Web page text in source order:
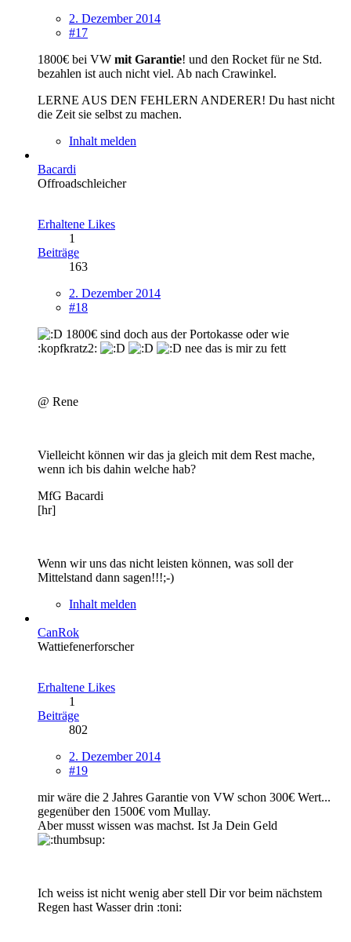
2. Dezember 2014
#17
1800€ bei VW mit Garantie! und den Rocket für ne Std.
bezahlen ist auch nicht viel. Ab nach Crawinkel.
LERNE AUS DEN FEHLERN ANDERER! Du hast nicht
die Zeit sie selbst zu machen.
Inhalt melden
Bacardi
Offroadschleicher
Erhaltene Likes
1
Beiträge
163
2. Dezember 2014
#18
1800€ sind doch aus der Portokasse oder wie
:kopfkratz2:
nee das is mir zu fett
@ Rene
Vielleicht können wir das ja gleich mit dem Rest mache,
wenn ich bis dahin welche hab?
MfG Bacardi
[hr]
Wenn wir uns das nicht leisten können, was soll der
Mittelstand dann sagen!!!;-)
Inhalt melden
CanRok
Wattiefenerforscher
Erhaltene Likes
1
Beiträge
802
2. Dezember 2014
#19
mir wäre die 2 Jahres Garantie von VW schon 300€ Wert...
gegenüber den 1500€ vom Mullay.
Aber musst wissen was machst. Ist Ja Dein Geld
Ich weiss ist nicht wenig aber stell Dir vor beim nächstem
Regen hast Wasser drin :toni: